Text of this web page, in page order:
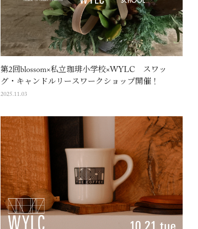
第2回blossom×私立珈琲小学校×WYLC スワッ
グ・キャンドルリースワークショップ開催！
2025.11.03